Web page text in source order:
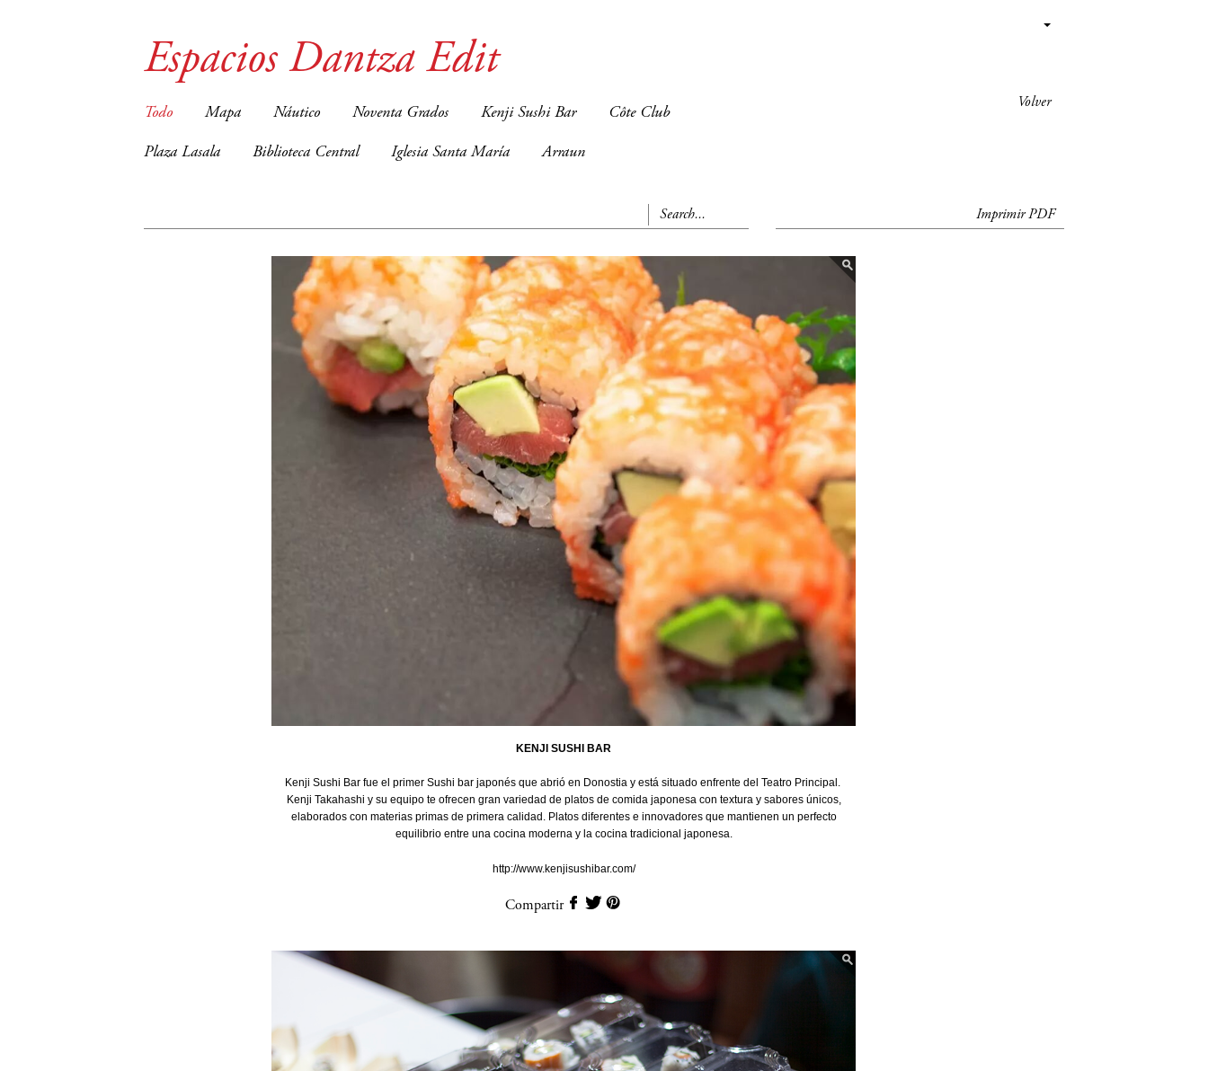
Volver
Espacios Dantza Edit
Todo Mapa Náutico Noventa Grados Kenji Sushi Bar Côte Club
Plaza Lasala Biblioteca Central Iglesia Santa María Arraun
Imprimir PDF
KENJI SUSHI BAR
Kenji Sushi Bar fue el primer Sushi bar japonés que abrió en Donostia y está situado enfrente del Teatro Principal.
Kenji Takahashi y su equipo te ofrecen gran variedad de platos de comida japonesa con textura y sabores únicos,
elaborados con materias primas de primera calidad. Platos diferentes e innovadores que mantienen un perfecto
equilibrio entre una cocina moderna y la cocina tradicional japonesa.
http://www.kenjisushibar.com/
Compartir